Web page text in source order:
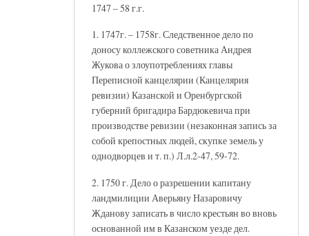
1747 – 58 г.г.
1. 1747г. – 1758г. Следственное дело по
доносу коллежского советника Андрея
Жукова о злоупотреблениях главы
Переписной канцелярии (Канцелярия
ревизии) Казанской и Оренбургской
губерний бригадира Бардюкевича при
производстве ревизии (незаконная запись за
собой крепостных людей, скупке земель у
однодворцев и т. п.) Л.л.2-47, 59-72.
2. 1750 г. Дело о разрешении капитану
ландмилиции Аверьяну Назаровичу
Жданову записать в число крестьян во вновь
основанной им в Казанском уезде дел.